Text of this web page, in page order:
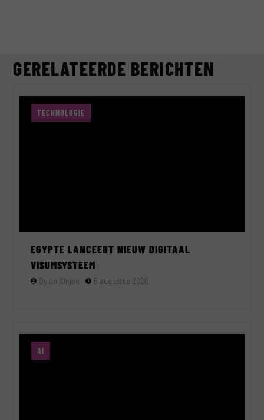
GERELATEERDE BERICHTEN
TECHNOLOGIE
EGYPTE LANCEERT NIEUW DIGITAAL
VISUMSYSTEEM
Dylan Cinjee 5 augustus 2026
AI